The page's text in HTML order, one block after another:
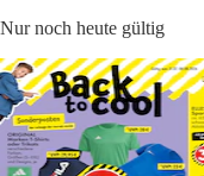
Nur noch heute gültig